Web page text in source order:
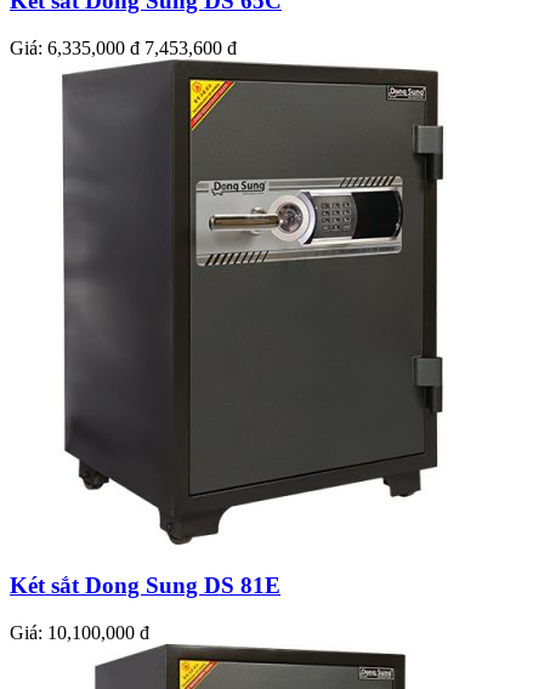
Giá: 6,335,000 đ 7,453,600 đ
Két sắt Dong Sung DS 81E
Giá: 10,100,000 đ